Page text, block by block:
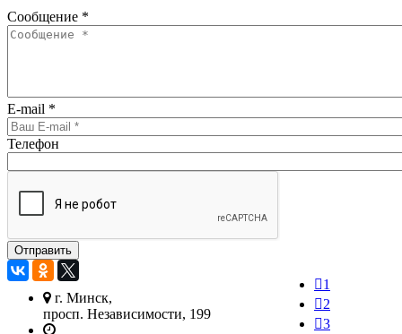
Сообщение *
E-mail *
Телефон
1
2
3
г. Минск,
просп. Независимости, 199